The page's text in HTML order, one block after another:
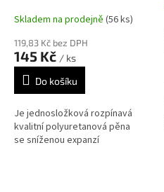
Skladem na prodejně (56 ks)
119,83 Kč bez DPH
145 Kč / ks
Do košíku
Je jednosložková rozpínavá
kvalitní polyuretanová pěna
se sníženou expanzí